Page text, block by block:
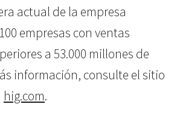
actual de la empresa
empresas con ventas
a 53.000 millones de
información, consulte el sitio
hig.com.